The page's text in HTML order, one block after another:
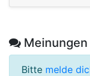
Meinungen
Bitte melde